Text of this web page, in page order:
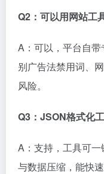
Q2：可以用网站工
A：可以，平台自
别广告法禁用词、
风险。
Q3：JSON格式化
A：支持，工具可
与数据压缩，能快